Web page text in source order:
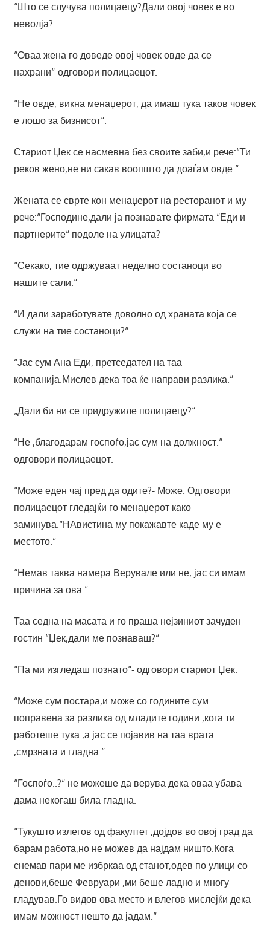
“Што се случува полицаецу?Дали овој човек е во
неволја?
“Оваа жена го доведе овој човек овде да се
нахрани“-одговори полицаецот.
“Не овде, викна менаџерот, да имаш тука таков човек
е лошо за бизнисот“.
Стариот Џек се насмевна без своите заби,и рече:“Ти
реков жено,не ни сакав воопшто да доаѓам овде.“
Жената се сврте кон менаџерот на ресторанот и му
рече:“Господине,дали ја познавате фирмата “Еди и
партнерите“ подоле на улицата?
“Секако, тие одржуваат неделно состаноци во
нашите сали.“
“И дали заработувате доволно од храната која се
служи на тие состаноци?“
“Јас сум Ана Еди, претседател на таа
компанија.Мислев дека тоа ќе направи разлика.“
„Дали би ни се придружиле полицаецу?“
“Не ,благодарам госпоѓо,јас сум на должност.“-
одговори полицаецот.
“Може еден чај пред да одите?- Може. Одговори
полицаецот гледајќи го менаџерот како
заминува.“НАвистина му покажавте каде му е
местото.“
“Немав таква намера.Верувале или не, јас си имам
причина за ова.“
Таа седна на масата и го праша нејзиниот зачуден
гостин “Џек,дали ме познаваш?“
“Па ми изгледаш познато“- одговори стариот Џек.
“Може сум постара,и може со годините сум
поправена за разлика од младите години ,кога ти
работеше тука ,а јас се појавив на таа врата
,смрзната и гладна.“
“Госпоѓо..?“ не можеше да верува дека оваа убава
дама некогаш била гладна.
“Тукушто излегов од факултет ,дојдов во овој град да
барам работа,но не можев да најдам ништо.Кога
снемав пари ме избркаа од станот,одев по улици со
денови,беше Февруари ,ми беше ладно и многу
гладував.Го видов ова место и влегов мислејќи дека
имам можност нешто да јадам.“